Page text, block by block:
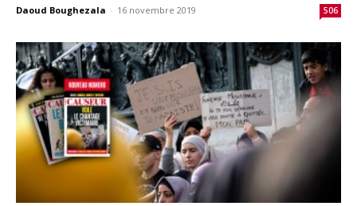
Daoud Boughezala - 16 novembre 2019 506